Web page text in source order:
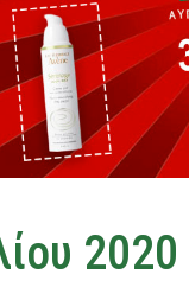
2020